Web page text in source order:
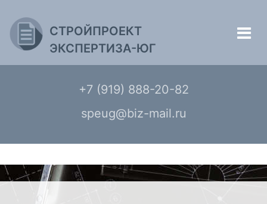
СТРОЙПРОЕКТ
ЭКСПЕРТИЗА-ЮГ
+7 (919) 888-20-82
speug@biz-mail.ru